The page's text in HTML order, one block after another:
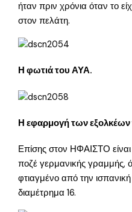
ήταν πριν χρόνια όταν το
στον πελάτη.
Η φωτιά του ΑΥΑ.
Η εφαρμογή των
Επίσης στον ΗΦΑΙΣΤΟ
ποζέ γερμανικής γραμμής,
φτιαγμένο από την
διαμέτρημα 16.